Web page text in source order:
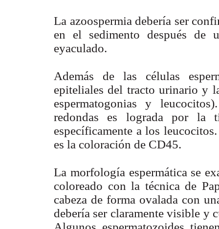
La azoospermia debería ser
en el sedimento después de
eyaculado.
Además de las células
epiteliales del tracto urinario y
espermatogonias y
redondas es lograda por la
específicamente a los
es la coloración de CD45.
La morfología espermática se
coloreado con la técnica de
cabeza de forma ovalada con
debería ser claramente visible y